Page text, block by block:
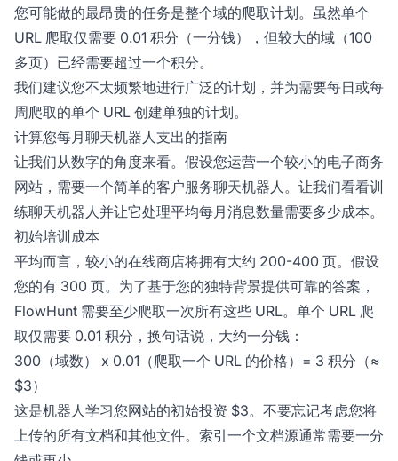
您可能做的最昂贵的任务是整个域的爬取计划。虽然单个
URL 爬取仅需要 0.01 积分（一分钱），但较大的域（100
多页）已经需要超过一个积分。
我们建议您不太频繁地进行广泛的计划，并为需要每日或每
周爬取的单个 URL 创建单独的计划。
计算您每月聊天机器人支出的指南
让我们从数字的角度来看。假设您运营一个较小的电子商务
网站，需要一个简单的客户服务聊天机器人。让我们看看训
练聊天机器人并让它处理平均每月消息数量需要多少成本。
初始培训成本
平均而言，较小的在线商店将拥有大约 200-400 页。假设
您的有 300 页。为了基于您的独特背景提供可靠的答案，
FlowHunt 需要至少爬取一次所有这些 URL。单个 URL 爬
取仅需要 0.01 积分，换句话说，大约一分钱：
300（域数） x 0.01（爬取一个 URL 的价格）= 3 积分（≈
$3）
这是机器人学习您网站的初始投资 $3。不要忘记考虑您将
上传的所有文档和其他文件。索引一个文档源通常需要一分